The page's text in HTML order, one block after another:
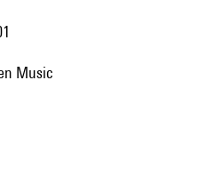
Music